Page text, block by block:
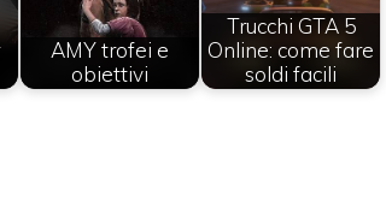
AMY trofei e
obiettivi
Trucchi GTA 5
Online: come fare
soldi facili